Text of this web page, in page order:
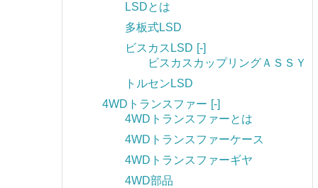
LSDとは
多板式LSD
ビスカスLSD [-]
ビスカスカップリングＡＳＳＹ
トルセンLSD
4WDトランスファー [-]
4WDトランスファーとは
4WDトランスファーケース
4WDトランスファーギヤ
4WD部品